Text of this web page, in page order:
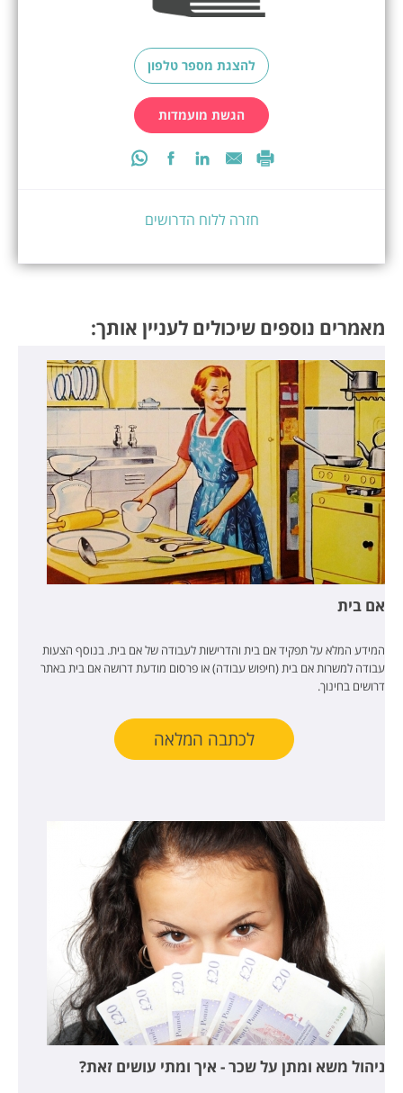
להצגת מספר טלפון
הגשת מועמדות
חזרה ללוח הדרושים
מאמרים נוספים שיכולים לעניין אותך:
אם בית
המידע המלא על תפקיד אם בית והדרישות לעבודה של אם בית. בנוסף הצעות
עבודה למשרות אם בית (חיפוש עבודה) או פרסום מודעת דרושה אם בית באתר
דרושים בחינוך.
לכתבה המלאה
ניהול משא ומתן על שכר - איך ומתי עושים זאת?